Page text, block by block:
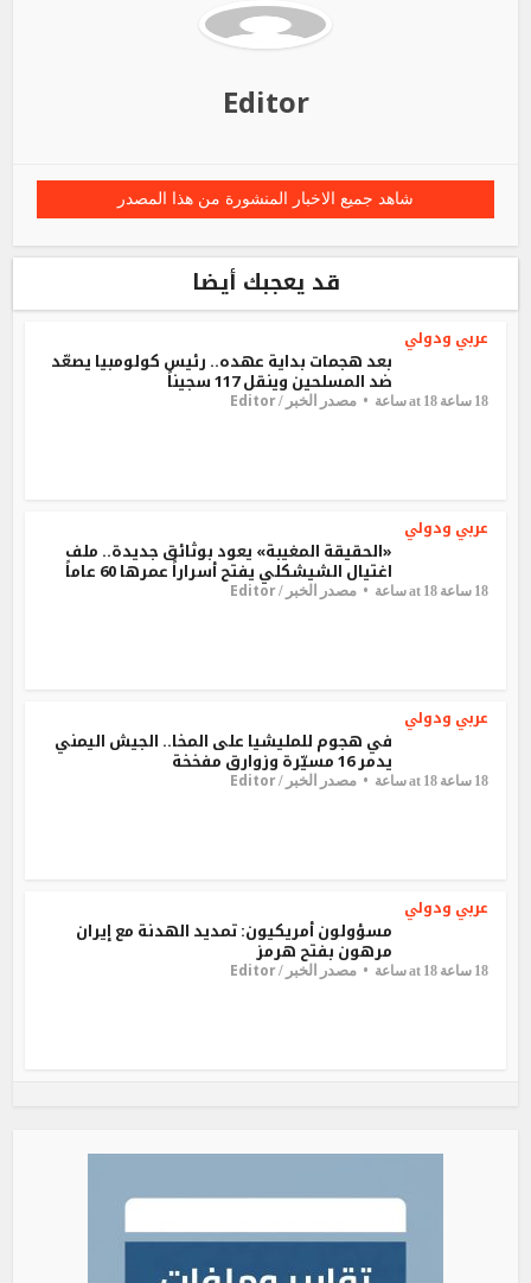
Editor
شاهد جميع الاخبار المنشورة من هذا المصدر
قد يعجبك أيضا
عربي ودولي
بعد هجمات بداية عهده.. رئيس كولومبيا يصعّد
ضد المسلحين وينقل 117 سجيناً
18 ساعة at 18 ساعة مصدر الخبر /Editor
عربي ودولي
«الحقيقة المغيبة» يعود بوثائق جديدة.. ملف
اغتيال الشيشكلي يفتح أسراراً عمرها 60 عاماً
18 ساعة at 18 ساعة مصدر الخبر /Editor
عربي ودولي
في هجوم للمليشيا على المخا.. الجيش اليمني
يدمر 16 مسيّرة وزوارق مفخخة
18 ساعة at 18 ساعة مصدر الخبر /Editor
عربي ودولي
مسؤولون أمريكيون: تمديد الهدنة مع إيران
مرهون بفتح هرمز
18 ساعة at 18 ساعة مصدر الخبر /Editor